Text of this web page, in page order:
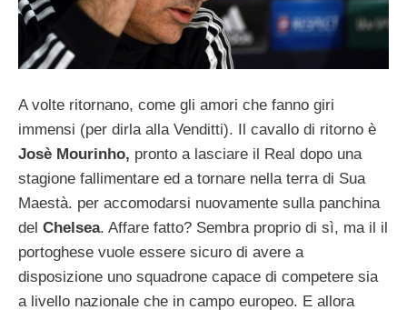
A volte ritornano, come gli amori che fanno giri
immensi (per dirla alla Venditti). Il cavallo di ritorno è
Josè Mourinho, pronto a lasciare il Real dopo una
stagione fallimentare ed a tornare nella terra di Sua
Maestà. per accomodarsi nuovamente sulla panchina
del Chelsea. Affare fatto? Sembra proprio di sì, ma il il
portoghese vuole essere sicuro di avere a
disposizione uno squadrone capace di competere sia
a livello nazionale che in campo europeo. E allora